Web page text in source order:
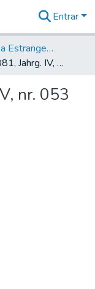
Entrar
Jornais em Língua Estrangeira
Germania, 1881, Jahrg. IV, nr. 053
nr. 053